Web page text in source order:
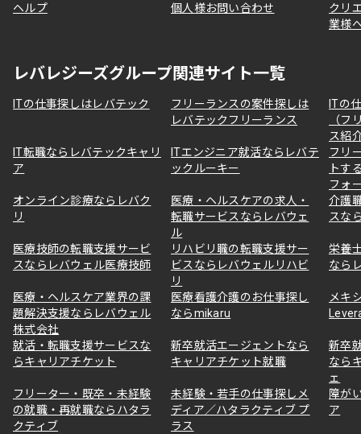
ヘルプ 個人様お問い合わせ
クリ
業様
レバレジーズグループ関連サイト一覧
ITの仕事探しはレバテック
フリーランスの案件探しは
レバテックフリーランス
ITの
（フ
ス紹
IT転職ならレバテックキャリ
ア
ITエンジニア就活ならレバテ
ックルーキー
フリ
トす
フォ
オンライン診療ならレバク
リ
医療・ヘルスケアの求人・
転職サービスならレバウェ
ル
介護
スな
医療技師の転職支援サービ
スならレバウェル医療技師
リハビリ職の転職支援サー
ビスならレバウェルリハビ
リ
栄養
なら
医療・ヘルスケア業界の課
題解決支援ならレバウェル
株式会社
医療看護介護のお仕事探し
ならmikaru
メキ
就活・転職支援サービスな
らキャリアチケット
新卒就活エージェントなら
キャリアチケット就職
新卒
なら
ェ
フリーター・既卒・未経験
の就職・再就職ならハタラ
クティブ
未経験・若手の仕事探しメ
ディア／ハタラクティブ プ
ラス
障が
ア